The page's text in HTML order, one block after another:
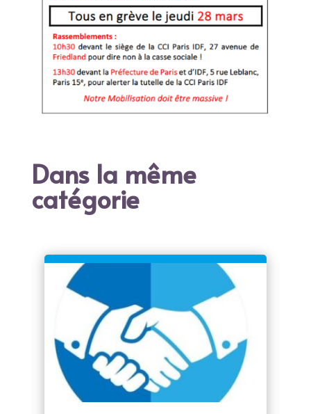
Dans la même
catégorie